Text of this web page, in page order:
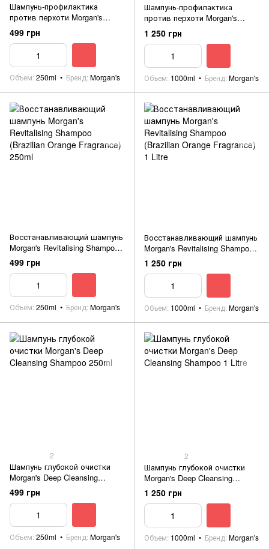
Шампунь-профилактика
против перхоти Morgan's
Dandruff Control Shampoo 250ml
499 грн
Объем 250ml Бренд Morgan's
Шампунь-профилактика
против перхоти Morgan's
Dandruff Control Shampoo 1 Litre
1 250 грн
Объем 1000ml Бренд Morgan's
Восстанавливающий шампунь
Morgan's Revitalising Shampoo
(Brazilian Orange Fragrance)
250ml
499 грн
Объем 250ml Бренд Morgan's
Восстанавливающий шампунь
Morgan's Revitalising Shampoo
(Brazilian Orange Fragrance) 1
Litre
1 250 грн
Объем 1000ml Бренд Morgan's
2
Шампунь глубокой очистки
Morgan's Deep Cleansing
Shampoo 250ml
499 грн
Объем 250ml Бренд Morgan's
2
Шампунь глубокой очистки
Morgan's Deep Cleansing
Shampoo 1 Litre
1 250 грн
Объем 1000ml Бренд Morgan's